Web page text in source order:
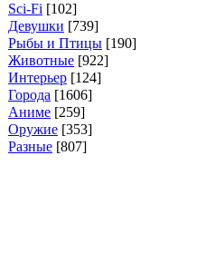
Sci-Fi [102]
Девушки [739]
Рыбы и Птицы [190]
Животные [922]
Интерьер [124]
Города [1606]
Аниме [259]
Оружие [353]
Разные [807]